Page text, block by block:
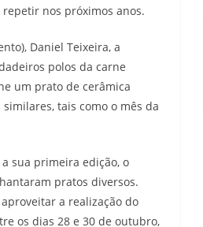
nos próximos anos.
Daniel Teixeira, a
polos da carne
um prato de cerâmica
tais como o mês da
sua primeira edição, o
pratos diversos.
aproveitar a realização do
os dias 28 e 30 de outubro,